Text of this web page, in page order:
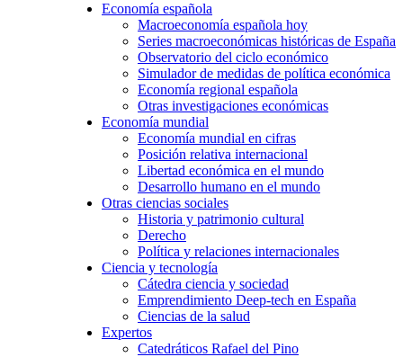
Economía española
Macroeconomía española hoy
Series macroeconómicas históricas de España
Observatorio del ciclo económico
Simulador de medidas de política económica
Economía regional española
Otras investigaciones económicas
Economía mundial
Economía mundial en cifras
Posición relativa internacional
Libertad económica en el mundo
Desarrollo humano en el mundo
Otras ciencias sociales
Historia y patrimonio cultural
Derecho
Política y relaciones internacionales
Ciencia y tecnología
Cátedra ciencia y sociedad
Emprendimiento Deep-tech en España
Ciencias de la salud
Expertos
Catedráticos Rafael del Pino